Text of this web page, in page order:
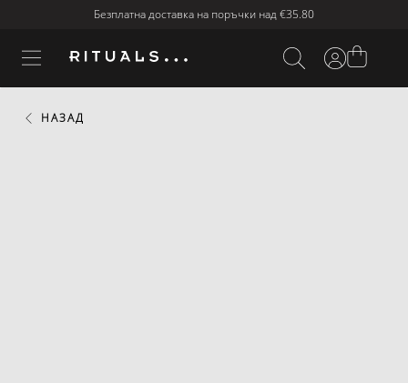
Безплатна доставка на поръчки над€35.80
НАЗАД